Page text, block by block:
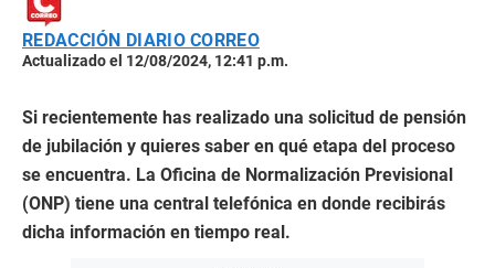
REDACCIÓN DIARIO CORREO
Actualizado el 12/08/2024, 12:41 p.m.
Si recientemente has realizado una solicitud de pensión
de jubilación y quieres saber en qué etapa del proceso
se encuentra. La Oficina de Normalización Previsional
(ONP) tiene una central telefónica en donde recibirás
dicha información en tiempo real.